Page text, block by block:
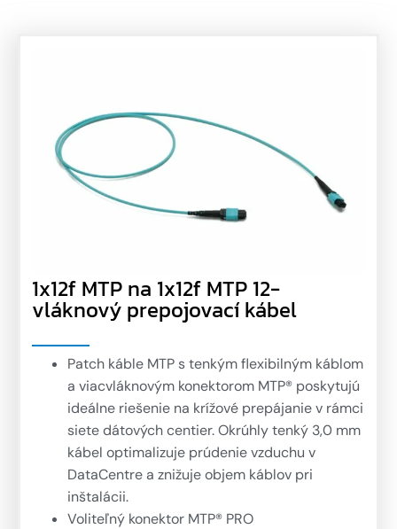
1x12f MTP na 1x12f MTP 12-
vláknový prepojovací kábel
Patch káble MTP s tenkým flexibilným káblom
a viacvláknovým konektorom MTP® poskytujú
ideálne riešenie na krížové prepájanie v rámci
siete dátových centier. Okrúhly tenký 3,0 mm
kábel optimalizuje prúdenie vzduchu v
DataCentre a znižuje objem káblov pri
inštalácii.
Voliteľný konektor MTP® PRO